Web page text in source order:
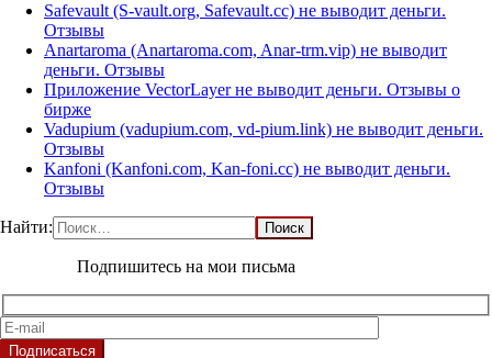
Safevault (S-vault.org, Safevault.cc) не выводит деньги.
Отзывы
Anartaroma (Anartaroma.com, Anar-trm.vip) не выводит
деньги. Отзывы
Приложение VectorLayer не выводит деньги. Отзывы о
бирже
Vadupium (vadupium.com, vd-pium.link) не выводит деньги.
Отзывы
Kanfoni (Kanfoni.com, Kan-foni.cc) не выводит деньги.
Отзывы
Найти:
Подпишитесь на мои письма